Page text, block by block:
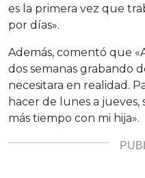
es la primera vez que
por días».
Además, comentó que
dos semanas grabando
necesitara en realidad.
hacer de lunes a jueves,
más tiempo con mi hija».